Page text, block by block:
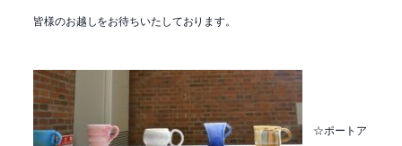
皆様のお越しをお待ちいたしております。
☆ポートア